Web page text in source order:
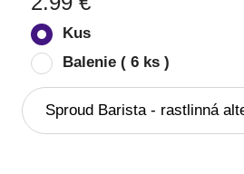
Kus
Balenie ( 6 ks )